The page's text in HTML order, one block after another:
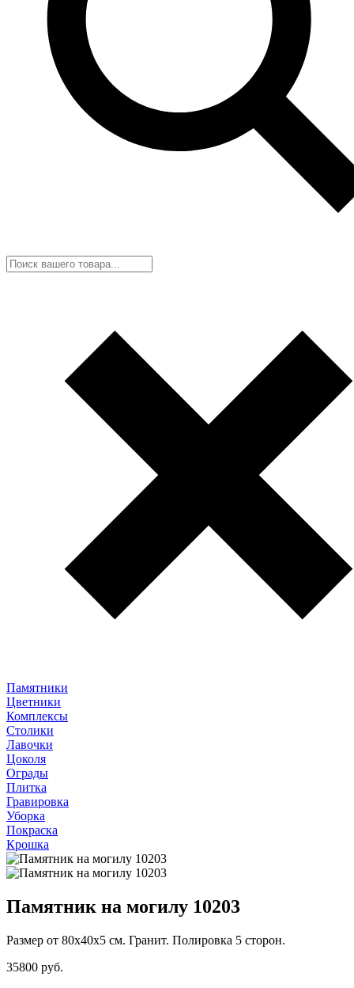
Памятники
Цветники
Комплексы
Столики
Лавочки
Цоколя
Ограды
Плитка
Гравировка
Уборка
Покраска
Крошка
Памятник на могилу 10203
Размер от 80х40х5 см. Гранит. Полировка 5 сторон.
35800 руб.